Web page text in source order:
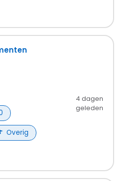
Overig
4 dagen
geleden